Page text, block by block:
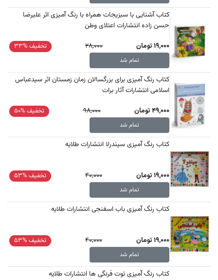
کتاب آشنایی با سبزیجات همراه با رنگ آمیزی اثر علیرضا
حسن زاده انتشارات اعتلای وطن
19,000 تومان
28,000 تخفیف %33
تمام شد
کتاب رنگ آمیزی برای بزرگسالان زمان زمستان اثر سیدعباس
اسلامی انتشارات آثار برات
49,000 تومان
98,000 تخفیف %50
تمام شد
کتاب رنگ آمیزی سیندرلا انتشارات طلایه
19,000 تومان 40,000 تخفیف %53
تمام شد
کتاب رنگ آمیزی باب اسفنجی انتشارات طلایه
19,000 تومان 40,000 تخفیف %53
تمام شد
کتاب رنگ آمیزی توت فرنگی ها انتشارات طلایه